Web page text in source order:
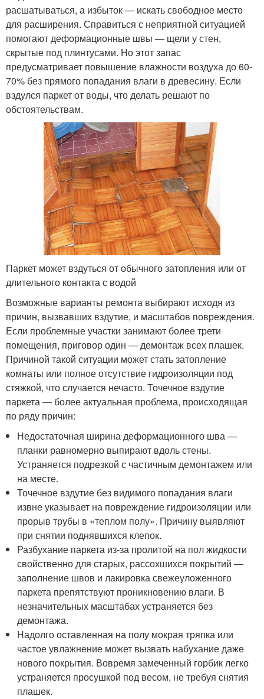
расшатываться, а избыток — искать свободное место
для расширения. Справиться с неприятной ситуацией
помогают деформационные швы — щели у стен,
скрытые под плинтусами. Но этот запас
предусматривает повышение влажности воздуха до 60-
70% без прямого попадания влаги в древесину. Если
вздулся паркет от воды, что делать решают по
обстоятельствам.
Паркет может вздуться от обычного затопления или от
длительного контакта с водой
Возможные варианты ремонта выбирают исходя из
причин, вызвавших вздутие, и масштабов повреждения.
Если проблемные участки занимают более трети
помещения, приговор один — демонтаж всех плашек.
Причиной такой ситуации может стать затопление
комнаты или полное отсутствие гидроизоляции под
стяжкой, что случается нечасто. Точечное вздутие
паркета — более актуальная проблема, происходящая
по ряду причин:
Недостаточная ширина деформационного шва —
планки равномерно выпирают вдоль стены.
Устраняется подрезкой с частичным демонтажем или
на месте.
Точечное вздутие без видимого попадания влаги
извне указывает на повреждение гидроизоляции или
прорыв трубы в «теплом полу». Причину выявляют
при снятии поднявшихся клепок.
Разбухание паркета из-за пролитой на пол жидкости
свойственно для старых, рассохшихся покрытий —
заполнение швов и лакировка свежеуложенного
паркета препятствуют проникновению влаги. В
незначительных масштабах устраняется без
демонтажа.
Надолго оставленная на полу мокрая тряпка или
частое увлажнение может вызвать набухание даже
нового покрытия. Вовремя замеченный горбик легко
устраняется просушкой под весом, не требуя снятия
плашек.